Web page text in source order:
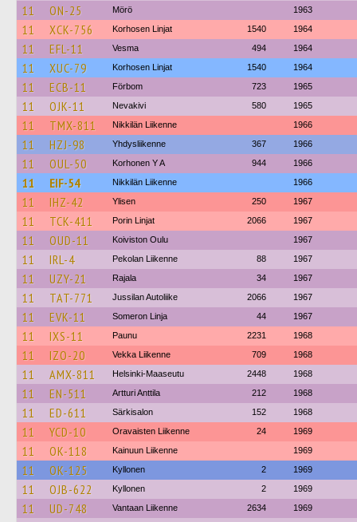
11 ON-25 Mörö 1963
11 XCK-756 Korhosen Linjat 1540 1964
11 EFL-11 Vesma 494 1964
11 XUC-79 Korhosen Linjat 1540 1964
11 ECB-11 Förbom 723 1965
11 OJK-11 Nevakivi 580 1965
11 TMX-811 Nikkilän Liikenne 1966
11 HZJ-98 Yhdysliikenne 367 1966
11 OUL-50 Korhonen Y A 944 1966
11 EIF-54 Nikkilän Liikenne 1966
11 IHZ-42 Ylisen 250 1967
11 TCK-411 Porin Linjat 2066 1967
11 OUD-11 Koiviston Oulu 1967
11 IRL-4 Pekolan Liikenne 88 1967
11 UZY-21 Rajala 34 1967
11 TAT-771 Jussilan Autoliike 2066 1967
11 EVK-11 Someron Linja 44 1967
11 IXS-11 Paunu 2231 1968
11 IZO-20 Vekka Liikenne 709 1968
11 AMX-811 Helsinki-Maaseutu 2448 1968
11 EN-511 Artturi Anttila 212 1968
11 ED-611 Särkisalon 152 1968
11 YCD-10 Oravaisten Liikenne 24 1969
11 OK-118 Kainuun Liikenne 1969
11 OK-125 Kyllonen 2 1969
11 OJB-622 Kyllonen 2 1969
11 UD-748 Vantaan Liikenne 2634 1969